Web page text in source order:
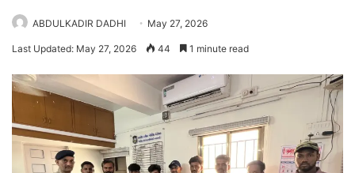
ABDULKADIR DADHI May 27, 2026
Last Updated: May 27, 2026 44 1 minute read